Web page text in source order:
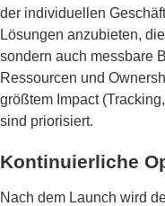
der individuellen
Lösungen anzubieten,
sondern auch messbare
Ressourcen und
größtem Impact
sind priorisiert.
Kontinuierliche
Nach dem Launch wird